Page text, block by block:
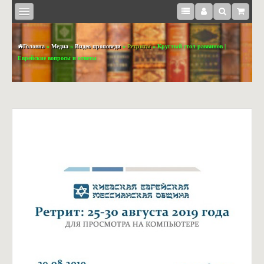
МЕДІА
Головна» Медиа» Видео проповеди»Ретриты» Круглый стол раввинов |
Еврейские вопросы и ответы